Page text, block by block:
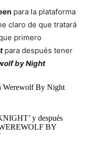
para la plataforma
claro de que tratará
primero
para después tener
by Night
Werewolf By Night
y después
BY